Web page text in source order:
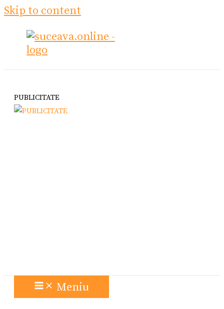
Skip to content
PUBLICITATE
Meniu